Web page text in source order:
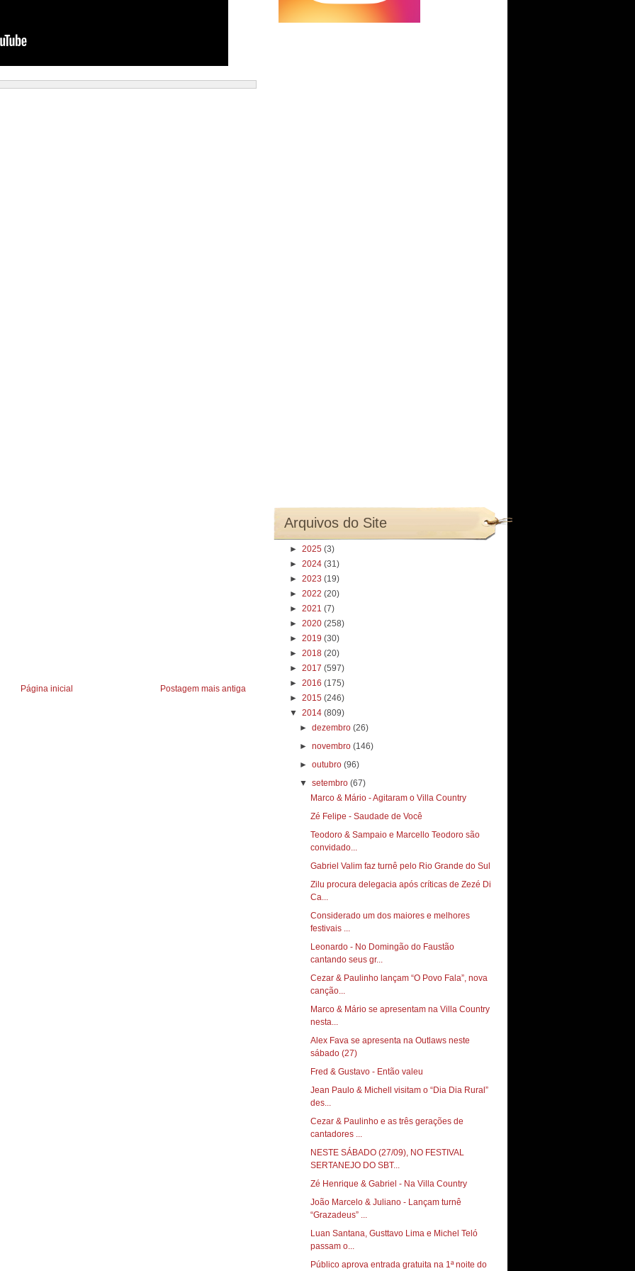
Postagem mais antiga
Página inicial
Arquivos do Site
► 2025 (3)
► 2024 (31)
► 2023 (19)
► 2022 (20)
► 2021 (7)
► 2020 (258)
► 2019 (30)
► 2018 (20)
► 2017 (597)
► 2016 (175)
► 2015 (246)
▼ 2014 (809)
►dezembro(26)
►novembro(146)
►outubro(96)
▼setembro(67)
Marco & Mário - Agitaram o Villa Country
Zé Felipe - Saudade de Você
Teodoro & Sampaio e Marcello Teodoro são
convidado...
Zilu procura delegacia após críticas de Zezé Di
Ca...
Considerado um dos maiores e melhores
festivais ...
Leonardo - No Domingão do Faustão
cantando seus gr...
Cezar & Paulinho lançam “O Povo Fala”, nova
canção...
Marco & Mário se apresentam na Villa Country
nesta...
Alex Fava se apresenta na Outlaws neste
sábado (27)‏
Fred & Gustavo - Então valeu
Jean Paulo & Michell visitam o “Dia Dia Rural”
des...
Cezar & Paulinho e as três gerações de
cantadores ...
NESTE SÁBADO (27/09), NO FESTIVAL
SERTANEJO DO SBT...
Zé Henrique & Gabriel - Na Villa Country
João Marcelo & Juliano - Lançam turnê
“Grazadeus” ...
Luan Santana, Gusttavo Lima e Michel Teló
passam o...
Público aprova entrada gratuita na 1ª noite do